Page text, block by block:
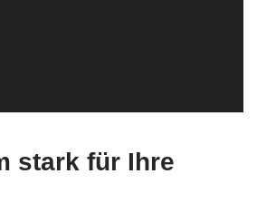
stark für Ihre